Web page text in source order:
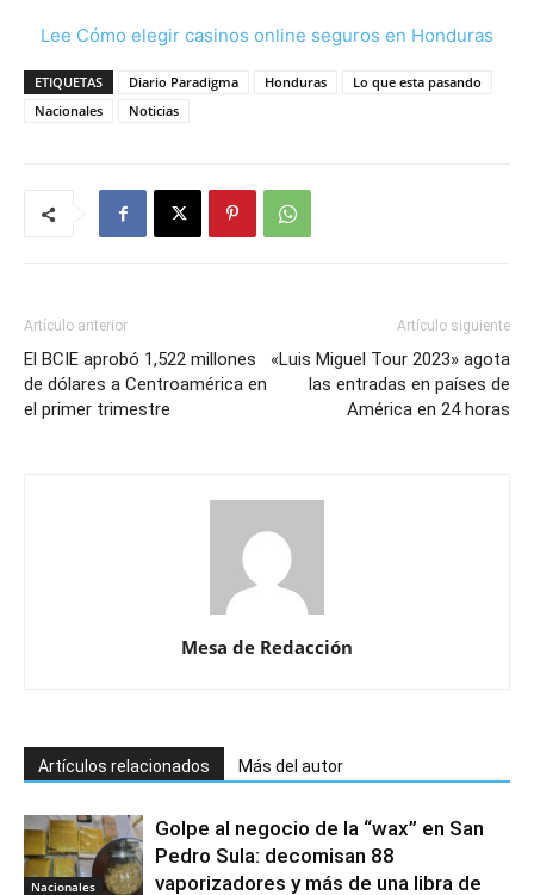
Lee Cómo elegir casinos online seguros en Honduras
ETIQUETAS Diario Paradigma Honduras
Lo que esta pasando
Nacionales
Noticias
Artículo anterior
El BCIE aprobó 1,522 millones
de dólares a Centroamérica en
el primer trimestre
Artículo siguiente
«Luis Miguel Tour 2023» agota
las entradas en países de
América en 24 horas
Mesa de Redacción
Artículos relacionados Más del autor
Nacionales
Golpe al negocio de la “wax” en San
Pedro Sula: decomisan 88
vaporizadores y más de una libra de